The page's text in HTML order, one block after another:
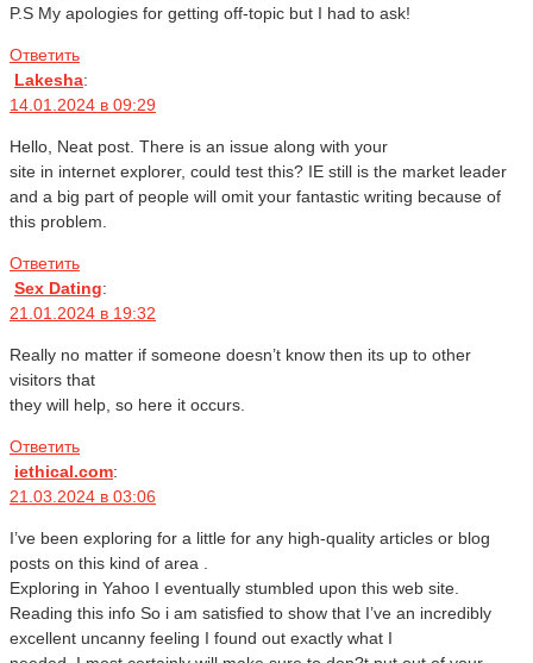
P.S My apologies for getting off-topic but I had to ask!
Ответить
Lakesha:
14.01.2024 в 09:29
Hello, Neat post. There is an issue along with your
site in internet explorer, could test this? IE still is the market leader
and a big part of people will omit your fantastic writing because of
this problem.
Ответить
Sex Dating:
21.01.2024 в 19:32
Really no matter if someone doesn’t know then its up to other
visitors that
they will help, so here it occurs.
Ответить
iethical.com:
21.03.2024 в 03:06
I’ve been exploring for a little for any high-quality articles or blog
posts on this kind of area .
Exploring in Yahoo I eventually stumbled upon this web site.
Reading this info So i am satisfied to show that I’ve an incredibly
excellent uncanny feeling I found out exactly what I